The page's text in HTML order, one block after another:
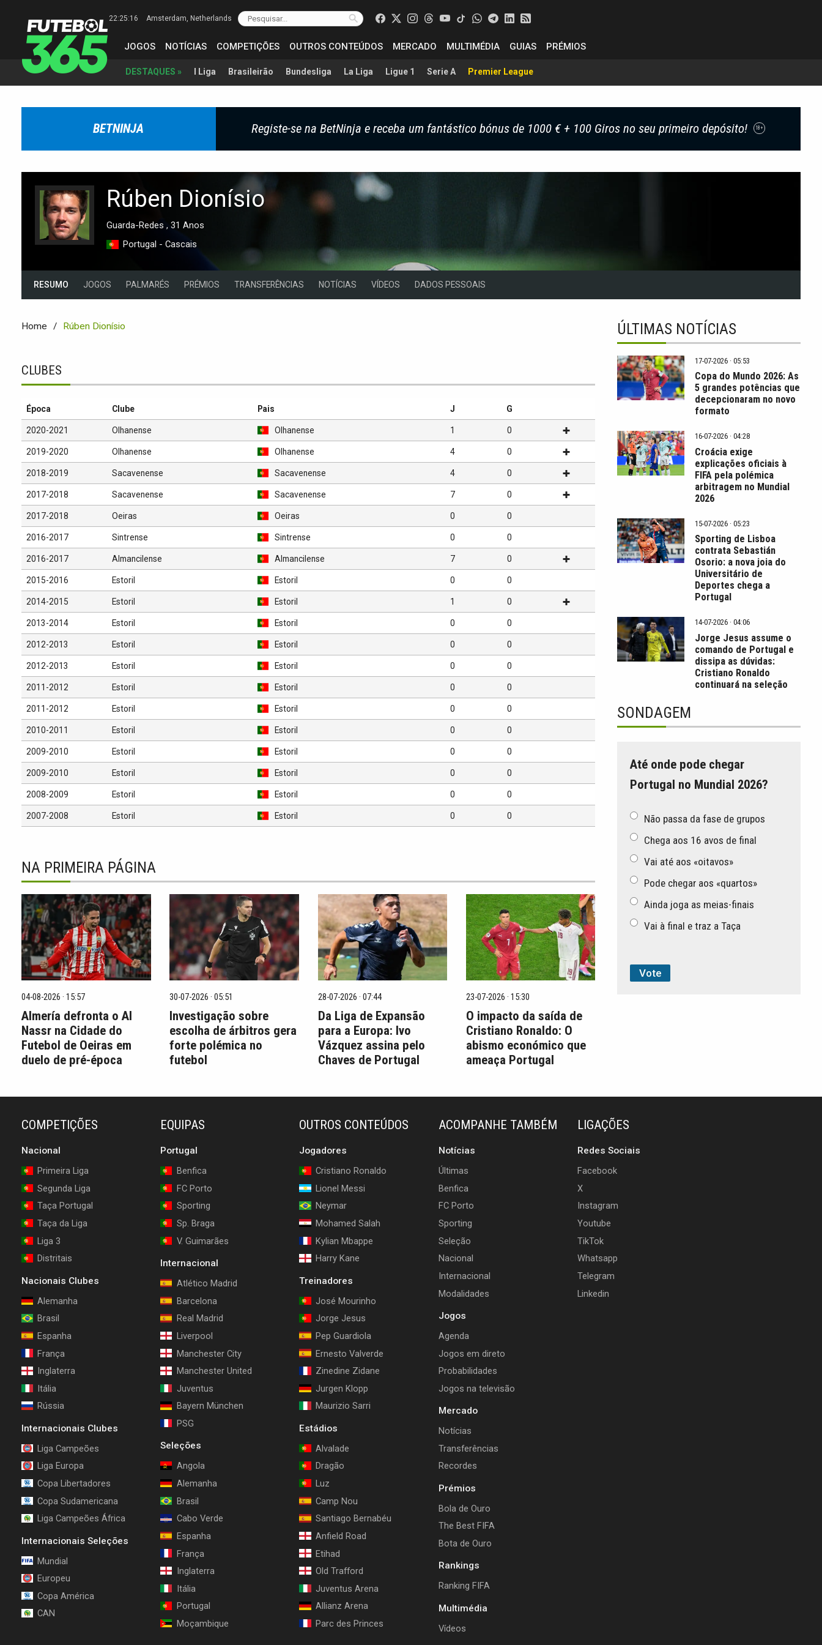
22:25:17 Amsterdam, Netherlands
JOGOS NOTÍCIAS COMPETIÇÕES OUTROS CONTEÚDOS MERCADO MULTIMÉDIA GUIAS PRÉMIOS
DESTAQUES » I Liga Brasileirão Bundesliga La Liga Ligue 1 Serie A Premier League
BETNINJA Registe-se na BetNinja e receba um fantástico bónus de 1000 € + 100 Giros no seu primeiro depósito! 18+
Rúben Dionísio
Guarda-Redes , 31 Anos
Portugal - Cascais
RESUMO JOGOS PALMARÉS PRÉMIOS TRANSFERÊNCIAS NOTÍCIAS VÍDEOS DADOS PESSOAIS
Home Rúben Dionísio
CLUBES
Época Clube Pais J G
2020-2021 Olhanense Olhanense 1 0
2019-2020 Olhanense Olhanense 4 0
2018-2019 Sacavenense Sacavenense 4 0
2017-2018 Sacavenense Sacavenense 7 0
2017-2018 Oeiras Oeiras 0 0
2016-2017 Sintrense Sintrense 0 0
2016-2017 Almancilense Almancilense 7 0
2015-2016 Estoril Estoril 0 0
2014-2015 Estoril Estoril 1 0
2013-2014 Estoril Estoril 0 0
2012-2013 Estoril Estoril 0 0
2012-2013 Estoril Estoril 0 0
2011-2012 Estoril Estoril 0 0
2011-2012 Estoril Estoril 0 0
2010-2011 Estoril Estoril 0 0
2009-2010 Estoril Estoril 0 0
2009-2010 Estoril Estoril 0 0
2008-2009 Estoril Estoril 0 0
2007-2008 Estoril Estoril 0 0
NA PRIMEIRA PÁGINA
04-08-2026 · 15:57
Almería defronta o Al
Nassr na Cidade do
Futebol de Oeiras em
duelo de pré-época
30-07-2026 · 05:51
Investigação sobre
escolha de árbitros gera
forte polémica no
futebol
28-07-2026 · 07:44
Da Liga de Expansão
para a Europa: Ivo
Vázquez assina pelo
Chaves de Portugal
23-07-2026 · 15:30
O impacto da saída de
Cristiano Ronaldo: O
abismo económico que
ameaça Portugal
ÚLTIMAS NOTÍCIAS
17-07-2026 · 05:53
Copa do Mundo 2026: As
5 grandes potências que
decepcionaram no novo
formato
16-07-2026 · 04:28
Croácia exige
explicações oficiais à
FIFA pela polémica
arbitragem no Mundial
2026
15-07-2026 · 05:23
Sporting de Lisboa
contrata Sebastián
Osorio: a nova joia do
Universitário de
Deportes chega a
Portugal
14-07-2026 · 04:06
Jorge Jesus assume o
comando de Portugal e
dissipa as dúvidas:
Cristiano Ronaldo
continuará na seleção
SONDAGEM
Até onde pode chegar
Portugal no Mundial 2026?
Não passa da fase de grupos
Chega aos 16 avos de final
Vai até aos «oitavos»
Pode chegar aos «quartos»
Ainda joga as meias-finais
Vai à final e traz a Taça
COMPETIÇÕES
Nacional
Primeira Liga
Segunda Liga
Taça Portugal
Taça da Liga
Liga 3
Distritais
Nacionais Clubes
Alemanha
Brasil
Espanha
França
Inglaterra
Itália
Rússia
Internacionais Clubes
Liga Campeões
Liga Europa
Copa Libertadores
Copa Sudamericana
Liga Campeões África
Internacionais Seleções
Mundial
Europeu
Copa América
CAN
EQUIPAS
Portugal
Benfica
FC Porto
Sporting
Sp. Braga
V. Guimarães
Internacional
Atlético Madrid
Barcelona
Real Madrid
Liverpool
Manchester City
Manchester United
Juventus
Bayern München
PSG
Seleções
Angola
Alemanha
Brasil
Cabo Verde
Espanha
França
Inglaterra
Itália
Portugal
Moçambique
OUTROS CONTEÚDOS
Jogadores
Cristiano Ronaldo
Lionel Messi
Neymar
Mohamed Salah
Kylian Mbappe
Harry Kane
Treinadores
José Mourinho
Jorge Jesus
Pep Guardiola
Ernesto Valverde
Zinedine Zidane
Jurgen Klopp
Maurizio Sarri
Estádios
Alvalade
Dragão
Luz
Camp Nou
Santiago Bernabéu
Anfield Road
Etihad
Old Trafford
Juventus Arena
Allianz Arena
Parc des Princes
ACOMPANHE TAMBÉM
Notícias
Últimas
Benfica
FC Porto
Sporting
Seleção
Nacional
Internacional
Modalidades
Jogos
Agenda
Jogos em direto
Probabilidades
Jogos na televisão
Mercado
Notícias
Transferências
Recordes
Prémios
Bola de Ouro
The Best FIFA
Bota de Ouro
Rankings
Ranking FIFA
Multimédia
Vídeos
LIGAÇÕES
Redes Sociais
Facebook
X
Instagram
Youtube
TikTok
Whatsapp
Telegram
Linkedin